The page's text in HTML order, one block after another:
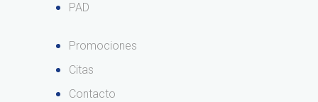
PAD
Promociones
Citas
Contacto